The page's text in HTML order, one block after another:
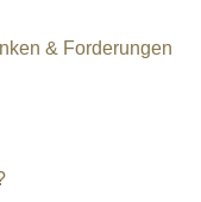
& Forderungen